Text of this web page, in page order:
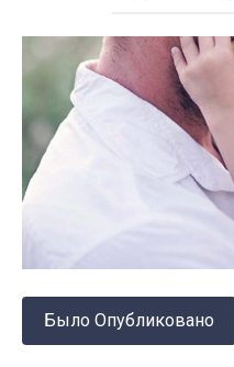
Было Опубликовано